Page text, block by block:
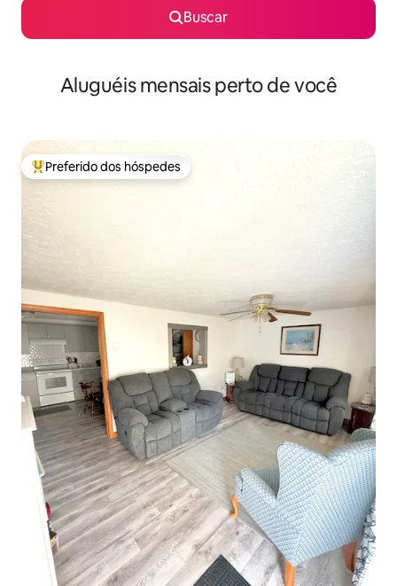
Buscar
Aluguéis mensais perto de você
Entre os melhores preferidos dos hóspedes
Preferido dos hóspedes